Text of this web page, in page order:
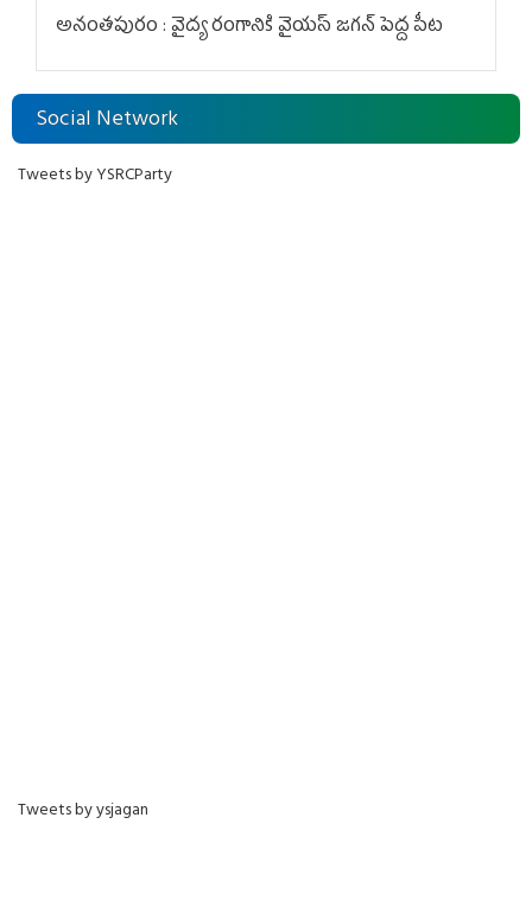
అనంతపురం : వైద్య రంగానికి వైయ‌స్ జ‌గ‌న్ పెద్ద పీట
Social Network
Tweets by YSRCParty
Tweets by ysjagan